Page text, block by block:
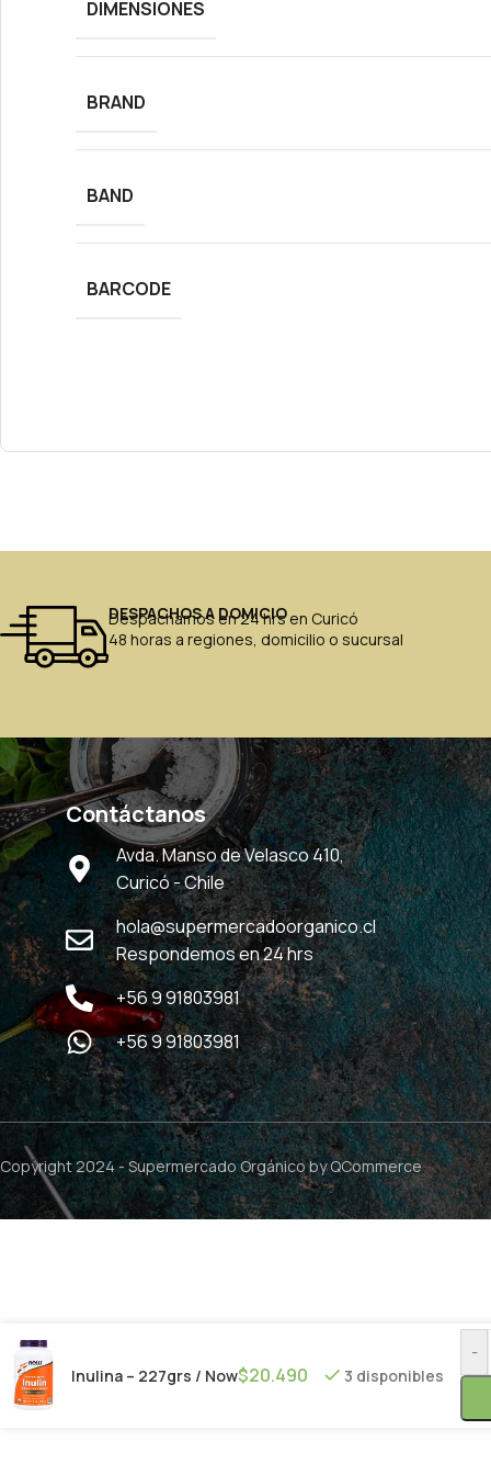
DIMENSIONES
BRAND
BAND
BARCODE
DESPACHOS A DOMICIO
Despachamos en 24 hrs en Curicó
48 horas a regiones, domicilio o sucursal
Contáctanos
Avda. Manso de Velasco 410,
Curicó - Chile
hola@supermercadoorganico.cl
Respondemos en 24 hrs
+56 9 91803981
+56 9 91803981
Copyright 2024 -Supermercado Orgánicoby QCommerce
Inulina – 227grs / Now$20.490 3 disponibles
-